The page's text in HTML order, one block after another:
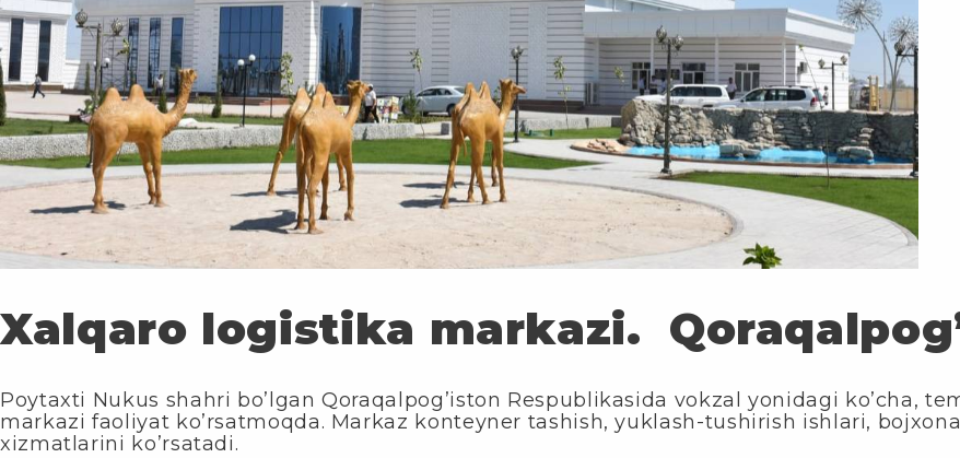
Xalqaro logistika markazi.
Poytaxti Nukus shahri bo’lgan Qoraqalpog’iston Respublikasida vokzal yonidagi ko’cha,
markazi faoliyat ko’rsatmoqda. Markaz konteyner tashish, yuklash-tushirish ishlari,
xizmatlarini ko’rsatadi.